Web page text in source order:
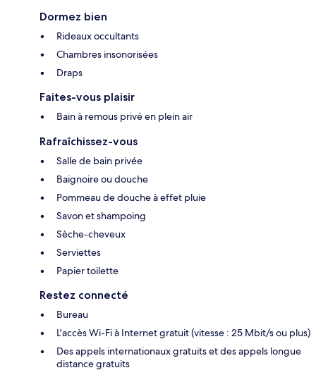
Dormez bien
Rideaux occultants
Chambres insonorisées
Draps
Faites-vous plaisir
Bain à remous privé en plein air
Rafraîchissez-vous
Salle de bain privée
Baignoire ou douche
Pommeau de douche à effet pluie
Savon et shampoing
Sèche-cheveux
Serviettes
Papier toilette
Restez connecté
Bureau
L'accès Wi-Fi à Internet gratuit (vitesse : 25 Mbit/s ou plus)
Des appels internationaux gratuits et des appels longue
distance gratuits